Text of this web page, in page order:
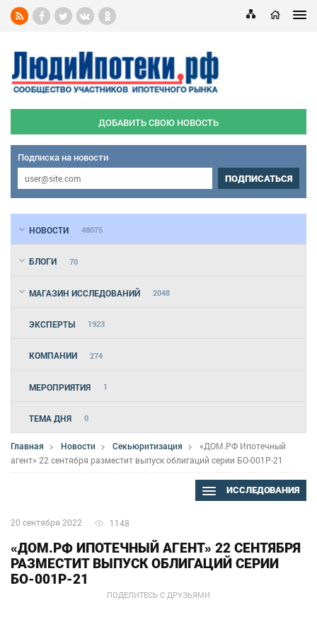
ДОБАВИТЬ СВОЮ НОВОСТЬ
Подписка на новости
ПОДПИСАТЬСЯ
НОВОСТИ 48075
БЛОГИ 70
МАГАЗИН ИССЛЕДОВАНИЙ 2048
ЭКСПЕРТЫ 1923
КОМПАНИИ 274
МЕРОПРИЯТИЯ 1
ТЕМА ДНЯ 0
Главная Новости Секьюритизация
«ДОМ.РФ Ипотечный
агент» 22 сентября разместит выпуск облигаций серии БО-001P-21
ИССЛЕДОВАНИЯ
20 сентября 2022 1148
ПОДЕЛИТЕСЬ С ДРУЗЬЯМИ
«ДОМ.РФ ИПОТЕЧНЫЙ АГЕНТ» 22 СЕНТЯБРЯ
РАЗМЕСТИТ ВЫПУСК ОБЛИГАЦИЙ СЕРИИ
БО-001P-21